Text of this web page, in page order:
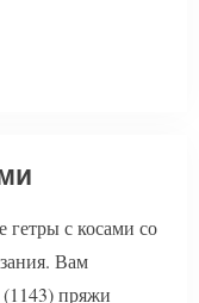
с косами со
Вам
(1143) пряжи